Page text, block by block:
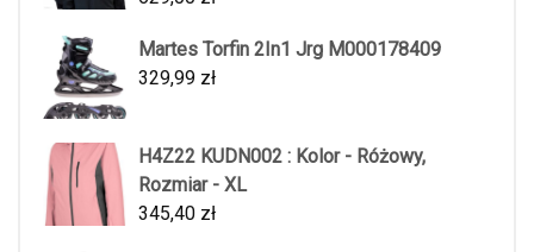
Martes Torfin 2In1 Jrg M000178409
329,99 zł
H4Z22 KUDN002 : Kolor - Różowy,
Rozmiar - XL
345,40 zł